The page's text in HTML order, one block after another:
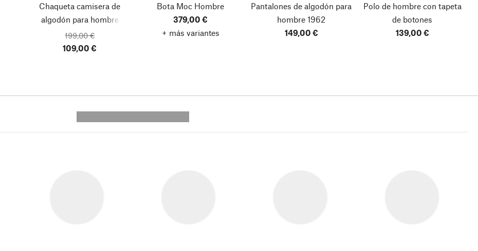
Chaqueta camisera de
algodón para hombre
199,00 €
109,00 €
Bota Moc Hombre
379,00 €
+ más variantes
Pantalones de algodón para
hombre 1962
149,00 €
Polo de hombre con tapeta
de botones
139,00 €